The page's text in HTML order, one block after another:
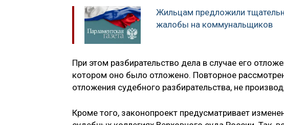
Жильцам предложили
жалобы на коммунальщиков
При этом разбирательство дела в случае его
котором оно было отложено. Повторное
отложения судебного разбирательства, не
Кроме того, законопроект предусматривает